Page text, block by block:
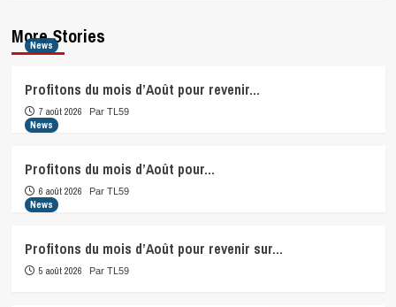
More Stories
News
Profitons du mois d’Août pour revenir…
7 août 2026 Par TL59
News
Profitons du mois d’Août pour…
6 août 2026 Par TL59
News
Profitons du mois d’Août pour revenir sur…
5 août 2026 Par TL59